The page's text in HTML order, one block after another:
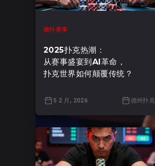
德扑赛事
2025扑克热潮：
从赛事盛宴到AI革命，
扑克世界如何颠覆传统？
5 2 月, 2026 德州扑克